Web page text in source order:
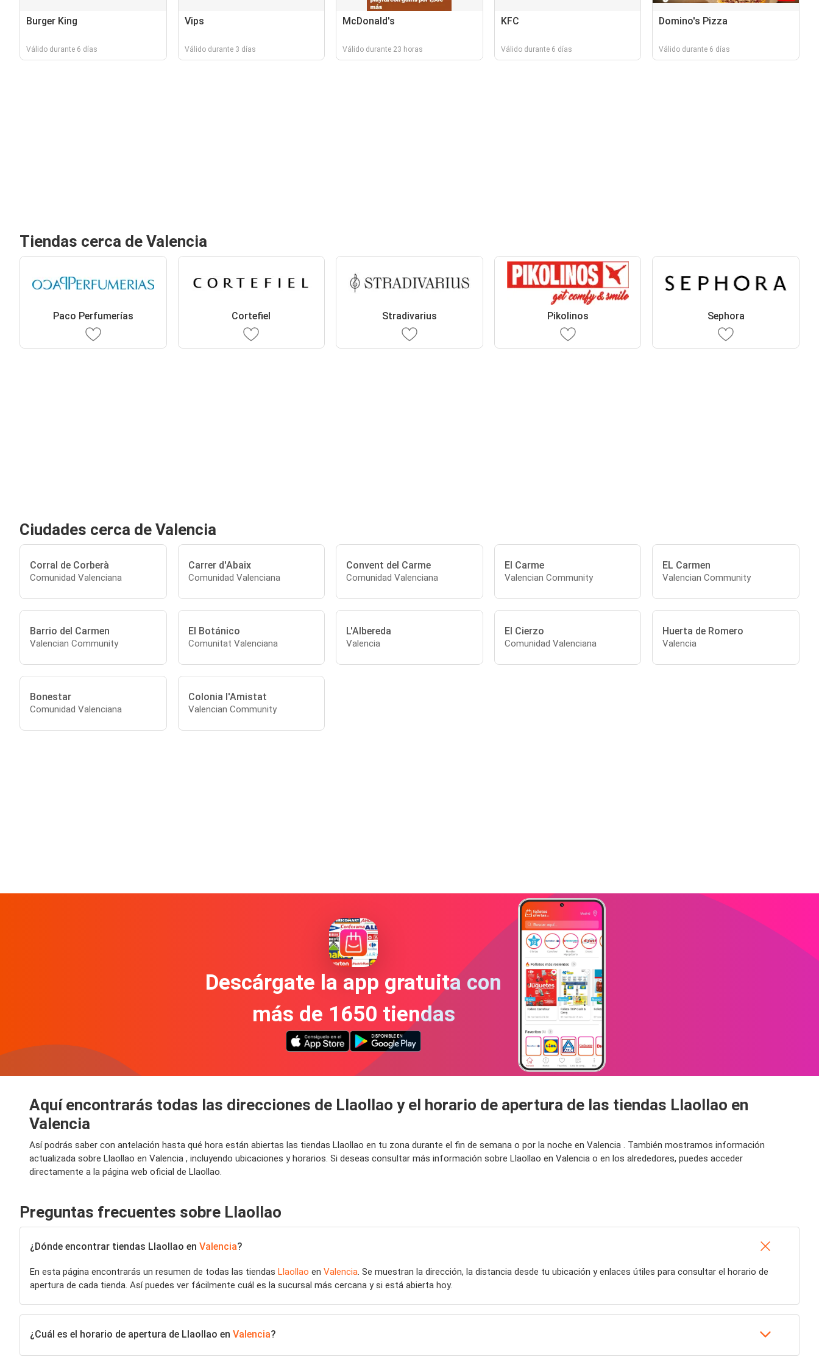
Burger King
Válido durante 6 días
Vips
Válido durante 3 días
McDonald's
Válido durante 23 horas
KFC
Válido durante 6 días
Domino's Pizza
Válido durante 6 días
Tiendas cerca de Valencia
Paco Perfumerías Cortefiel Stradivarius Pikolinos Sephora
Ciudades cerca de Valencia
Corral de Corberà
Comunidad Valenciana
Carrer d'Abaix
Comunidad Valenciana
Convent del Carme
Comunidad Valenciana
El Carme
Valencian Community
EL Carmen
Valencian Community
Barrio del Carmen
Valencian Community
El Botánico
Comunitat Valenciana
L'Albereda
Valencia
El Cierzo
Comunidad Valenciana
Huerta de Romero
Valencia
Bonestar
Comunidad Valenciana
Colonia l'Amistat
Valencian Community
Descárgate la app gratuita con
más de 1650 tiendas
Aquí encontrarás todas las direcciones de Llaollao y el horario de apertura de las tiendas Llaollao en
Valencia
Así podrás saber con antelación hasta qué hora están abiertas las tiendas Llaollao en tu zona durante el fin de semana o por la noche en Valencia . También mostramos información
actualizada sobre Llaollao en Valencia , incluyendo ubicaciones y horarios. Si deseas consultar más información sobre Llaollao en Valencia o en los alrededores, puedes acceder
directamente a la página web oficial de Llaollao.
Preguntas frecuentes sobre Llaollao
¿Dónde encontrar tiendas Llaollao en Valencia?
En esta página encontrarás un resumen de todas las tiendas Llaollao en Valencia. Se muestran la dirección, la distancia desde tu ubicación y enlaces útiles para consultar el horario de
apertura de cada tienda. Así puedes ver fácilmente cuál es la sucursal más cercana y si está abierta hoy.
¿Cuál es el horario de apertura de Llaollao en Valencia?